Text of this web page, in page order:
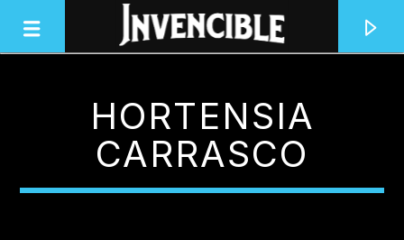
INVENCIBLE RADIO
JUNTOS SOMOS INVENCIBLES
HORTENSIA
CARRASCO